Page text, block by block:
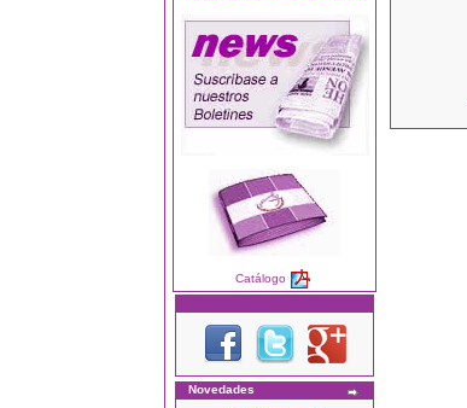
Catálogo
Novedades